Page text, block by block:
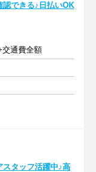
認できる♪日払いOK
交通費全額
スタッフ活躍中♪高